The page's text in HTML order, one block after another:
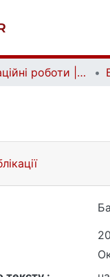
Кваліфікаційні роботи | Qualifying works